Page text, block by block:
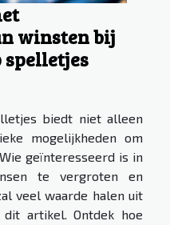
winsten bij
biedt niet alleen
mogelijkheden om
geïnteresseerd is in
te vergroten en
veel waarde halen uit
artikel. Ontdek hoe